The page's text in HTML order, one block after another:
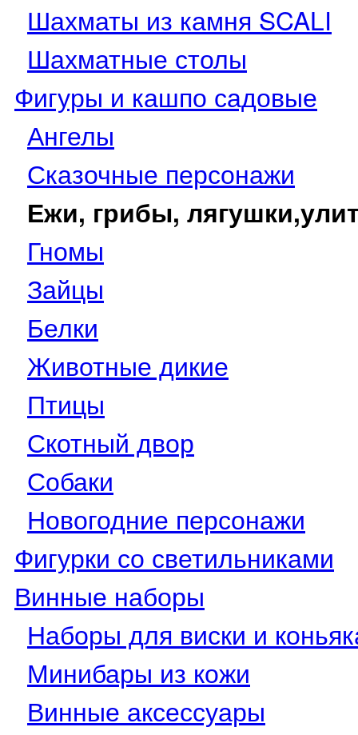
Шахматы из камня SCALI
Шахматные столы
Фигуры и кашпо садовые
Ангелы
Сказочные персонажи
Ежи, грибы,
Гномы
Зайцы
Белки
Животные дикие
Птицы
Скотный двор
Собаки
Новогодние персонажи
Фигурки со светильниками
Винные наборы
Наборы для виски и
Минибары из кожи
Винные аксессуары